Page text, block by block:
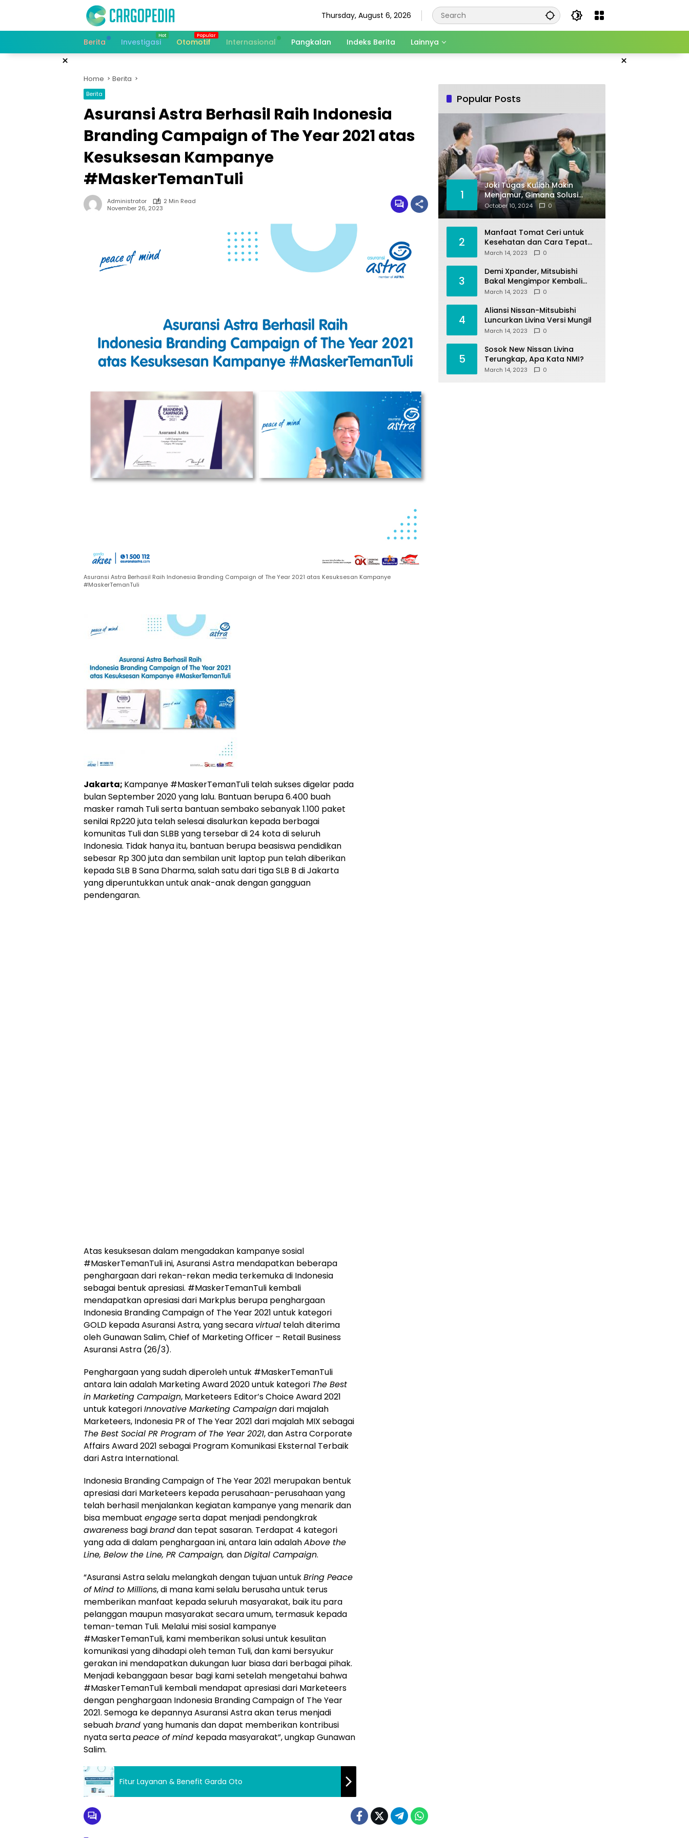
Thursday, August 6, 2026
Berita Investigasi Otomotif Internasional Pangkalan Indeks Berita Lainnya
× ×
Home Berita
Berita
Asuransi Astra Berhasil Raih Indonesia
Branding Campaign of The Year 2021 atas
Kesuksesan Kampanye
#MaskerTemanTuli
Administrator
2 Min Read
November 26, 2023
Asuransi Astra Berhasil Raih Indonesia Branding Campaign of The Year 2021 atas Kesuksesan Kampanye
#MaskerTemanTuli
Jakarta; Kampanye #MaskerTemanTuli telah sukses digelar pada
bulan September 2020 yang lalu. Bantuan berupa 6.400 buah
masker ramah Tuli serta bantuan sembako sebanyak 1.100 paket
senilai Rp220 juta telah selesai disalurkan kepada berbagai
komunitas Tuli dan SLBB yang tersebar di 24 kota di seluruh
Indonesia. Tidak hanya itu, bantuan berupa beasiswa pendidikan
sebesar Rp 300 juta dan sembilan unit laptop pun telah diberikan
kepada SLB B Sana Dharma, salah satu dari tiga SLB B di Jakarta
yang diperuntukkan untuk anak-anak dengan gangguan
pendengaran.
Atas kesuksesan dalam mengadakan kampanye sosial
#MaskerTemanTuli ini, Asuransi Astra mendapatkan beberapa
penghargaan dari rekan-rekan media terkemuka di Indonesia
sebagai bentuk apresiasi. #MaskerTemanTuli kembali
mendapatkan apresiasi dari Markplus berupa penghargaan
Indonesia Branding Campaign of The Year 2021 untuk kategori
GOLD kepada Asuransi Astra, yang secara virtual telah diterima
oleh Gunawan Salim, Chief of Marketing Officer – Retail Business
Asuransi Astra (26/3).
Penghargaan yang sudah diperoleh untuk #MaskerTemanTuli
antara lain adalah Marketing Award 2020 untuk kategori The Best
in Marketing Campaign, Marketeers Editor’s Choice Award 2021
untuk kategoriInnovative Marketing Campaigndari majalah
Marketeers, Indonesia PR of The Year 2021 dari majalah MIX sebagai
The Best Social PR Program of The Year 2021, dan Astra Corporate
Affairs Award 2021 sebagai Program Komunikasi Eksternal Terbaik
dari Astra International.
Indonesia Branding Campaign of The Year 2021 merupakan bentuk
apresiasi dari Marketeers kepada perusahaan-perusahaan yang
telah berhasil menjalankan kegiatan kampanye yang menarik dan
bisa membuat engageserta dapat menjadi pendongkrak
awareness bagibranddan tepat sasaran. Terdapat 4 kategori
yang ada di dalam penghargaan ini, antara lain adalahAbove the
Line, Below the Line, PR Campaign, danDigital Campaign.
“Asuransi Astra selalu melangkah dengan tujuan untukBring Peace
of Mind to Millions, di mana kami selalu berusaha untuk terus
memberikan manfaat kepada seluruh masyarakat, baik itu para
pelanggan maupun masyarakat secara umum, termasuk kepada
teman-teman Tuli. Melalui misi sosial kampanye
#MaskerTemanTuli, kami memberikan solusi untuk kesulitan
komunikasi yang dihadapi oleh teman Tuli, dan kami bersyukur
gerakan ini mendapatkan dukungan luar biasa dari berbagai pihak.
Menjadi kebanggaan besar bagi kami setelah mengetahui bahwa
#MaskerTemanTuli kembali mendapat apresiasi dari Marketeers
dengan penghargaan Indonesia Branding Campaign of The Year
2021. Semoga ke depannya Asuransi Astra akan terus menjadi
sebuahbrand yang humanis dan dapat memberikan kontribusi
nyata sertapeace of mind kepada masyarakat”, ungkap Gunawan
Salim.
Fitur Layanan & Benefit Garda Oto
Popular Posts
1
Joki Tugas Kuliah Makin
Menjamur, Gimana Solusi
Mencegahnya?
October 10, 2024 0
2
Manfaat Tomat Ceri untuk
Kesehatan dan Cara Tepat
Mengonsumsinya
March 14, 2023 0
3
Demi Xpander, Mitsubishi
Bakal Mengimpor Kembali
Pajero Sport
March 14, 2023 0
4
Aliansi Nissan-Mitsubishi
Luncurkan Livina Versi Mungil
March 14, 2023 0
5
Sosok New Nissan Livina
Terungkap, Apa Kata NMI?
March 14, 2023 0